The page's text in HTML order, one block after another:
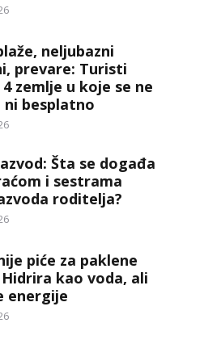
neljubazni
prevare: Turisti
zemlje u koje se ne
besplatno
Šta se događa
i sestrama
roditelja?
piće za paklene
kao voda, ali
energije